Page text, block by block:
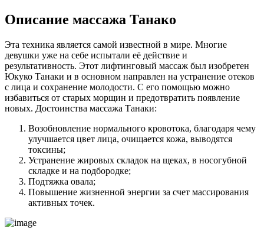
Описание массажа Танако
Эта техника является самой известной в мире. Многие
девушки уже на себе испытали её действие и
результативность. Этот лифтинговый массаж был изобретен
Юкуко Танаки и в основном направлен на устранение отеков
с лица и сохранение молодости. С его помощью можно
избавиться от старых морщин и предотвратить появление
новых. Достоинства массажа Танаки:
Возобновление нормального кровотока, благодаря чему
улучшается цвет лица, очищается кожа, выводятся
токсины;
Устранение жировых складок на щеках, в носогубной
складке и на подбородке;
Подтяжка овала;
Повышение жизненной энергии за счет массирования
активных точек.